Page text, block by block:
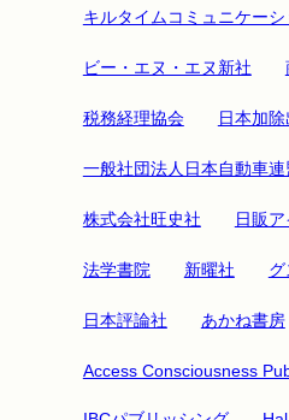
キルタイムコミュニケーシ
ビー・エヌ・エヌ新社
税務経理協会 日本加除
一般社団法人日本自動車
株式会社旺史社 日販
法学書院 新曜社
日本評論社 あかね書房
Access Consciousness